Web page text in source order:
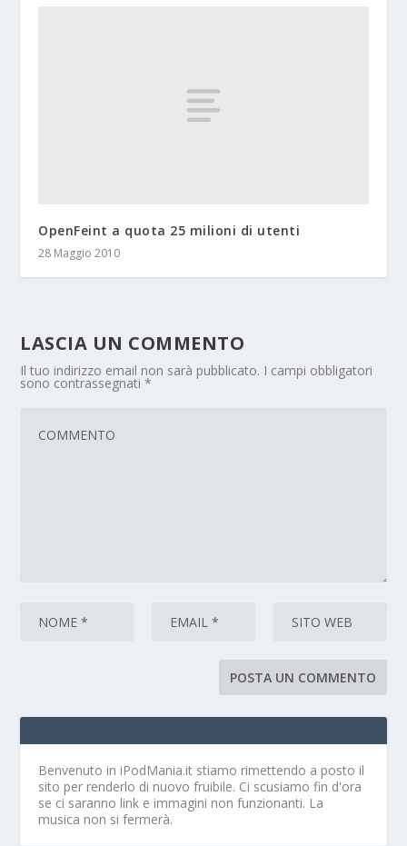
OpenFeint a quota 25 milioni di utenti
28 Maggio 2010
LASCIA UN COMMENTO
Il tuo indirizzo email non sarà pubblicato. I campi obbligatori
sono contrassegnati*
Benvenuto in iPodMania.it stiamo rimettendo a posto il
sito per renderlo di nuovo fruibile. Ci scusiamo fin d'ora
se ci saranno link e immagini non funzionanti. La
musica non si fermerà.